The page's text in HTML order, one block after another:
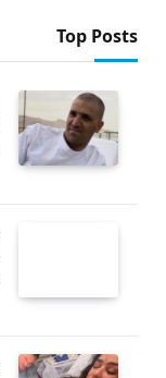
Top Posts